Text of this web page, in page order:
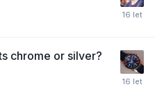
chrome or silver?